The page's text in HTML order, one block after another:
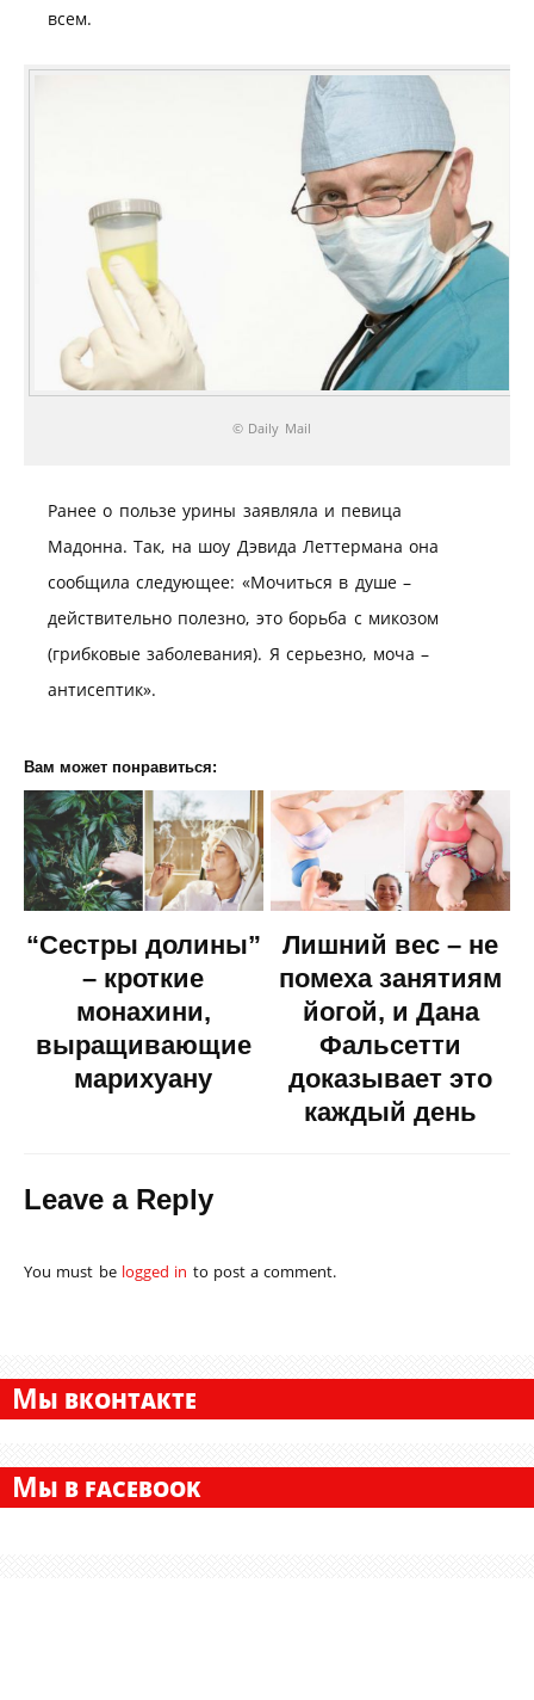
всем.
© Daily Mail
Ранее о пользе урины заявляла и певица
Мадонна. Так, на шоу Дэвида Леттермана она
сообщила следующее: «Мочиться в душе –
действительно полезно, это борьба с микозом
(грибковые заболевания). Я серьезно, моча –
антисептик».
Вам может понравиться:
“Сестры долины”
– кроткие
монахини,
выращивающие
марихуану
Лишний вес – не
помеха занятиям
йогой, и Дана
Фальсетти
доказывает это
каждый день
Leave a Reply
You must be logged in to post a comment.
МЫ ВКОНТАКТЕ
МЫ В FACEBOOK